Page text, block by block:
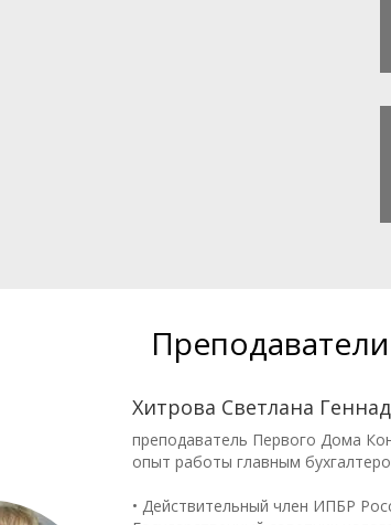
Преподаватели
Хитрова Светлана
преподаватель Первого Дома
опыт работы главным
• Действительный член ИПБР